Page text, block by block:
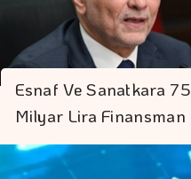
Esnaf Ve Sanatkara 75
Milyar Lira Finansman